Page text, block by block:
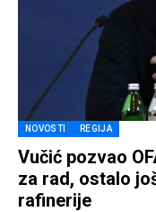
NOVOSTI REGIJA
Vučić pozvao
za rad, ostalo
rafinerije